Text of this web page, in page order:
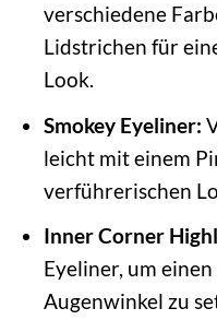
verschiedene
Lidstrichen für
Look.
Smokey Eyeliner:
leicht mit einem
verführerischen
Inner Corner
Eyeliner, um
Augenwinkel zu